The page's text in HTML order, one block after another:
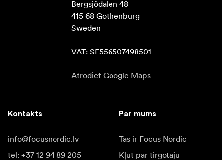
Bergsjödalen 48
415 68 Gothenburg
Sweden
VAT: SE556507498501
Atrodiet Google Maps
Kontakts
info@focusnordic.lv
tel: +37 12 94 89 205
Par mums
Tas ir Focus Nordic
Kļūt par tirgotāju